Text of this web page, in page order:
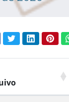
conteúdo:
TwitterLinkedIn